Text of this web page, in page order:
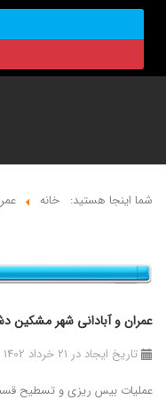
شما اینجا هستید: خانه
عمران و آبادانی شهر مشکین
تاریخ ایجاد در 21 خرداد 1402
عملیات بیس ریزی و تسطیح